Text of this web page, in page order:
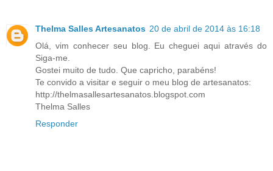
Thelma Salles Artesanatos 20 de abril de 2014 às 16:18
Olá, vim conhecer seu blog. Eu cheguei aqui através do
Siga-me.
Gostei muito de tudo. Que capricho, parabéns!
Te convido a visitar e seguir o meu blog de artesanatos:
http://thelmasallesartesanatos.blogspot.com
Thelma Salles
Responder